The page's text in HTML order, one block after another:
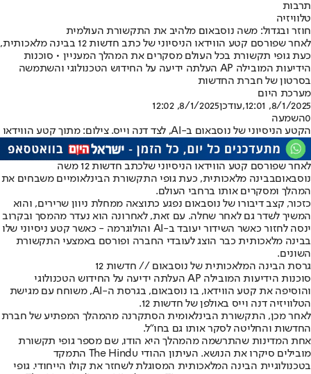
תרבות
טלוויזיה
חוזר ובגדול: משה נוסבאום מלהיב את התקשורת העולמית
לאחר שפורסם קטע הווידאו הניסיוני של כתב חדשות 12 בבינה מלאכותית,
כעת גופי תקשורת בכל העולם מסקרים את המהלך המעניין • סוכנות
הידיעות המובילה AP העלתה ידיעה על החידוש הטכנולוגי והשתמשה
בסרטון של חברת החדשות
מערכת היום
8/1/2025, 12:01
,עודכן8/1/2025, 12:02
0השמעה
הקטע הניסיוני של נוסבאום ב-AI, לצד דנה וייס. צילום: מתוך קטע הווידאו
לאחר שפורסם קטע הווידאו הניסיוני של
כתב חדשות 12 משה
נוסבאוםבבינה מלאכותית, כעת גופי התקשורת הבינלאומיים משבחים את
המהלך ומסקרים אותו ברחבי העולם.
כזכור, קצב דיבורו של נוסבאום נפגע כתוצאה ממחלת ניוון שרירים, והוא
המשיך לשדר גם לאחר שחלה. עם זאת, לאחרונה הוא נעדר מהמסך ובקרוב
ינסה לחזור כאשר השידור יעובד ב-AI והולוגרמה - כאשר קטע ניסיוני שלו
בבינה מלאכותית כבר הוצג לעובדי החברה ופורסם באמצעי התקשורת
השונים.
גרסת הבינה המלאכותית של נוסבאום // חדשות 12
סוכנות הידיעות המובילה AP העלתה ידיעה על החידוש הטכנולוגי
והוסיפה את קטע הווידאו, בו נוסבאום, בגרסת ה-AI, משוחח עם מגישת
הטלוויזיה דנה וייס באולפן של חדשות 12.
לאחר מכן, התקשורת הבינלאומית הסתקרנה מהמהלך המפתיע של חברת
החדשות והחליטה לסקר אותו גם בחו"ל.
אחת המדינות שהתרשמה מהמהלך היא הודו, שם מספר גופי תקשורת
מובילים סיקרו את הנושא. העיתון ההודי The Hindu התמקד
בטכנולוגיית הבינה המלאכותית המסוגלת לשחזר את קולו הייחודי. גופי